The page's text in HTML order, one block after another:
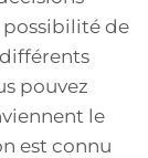
possibilité de
pouvez
le
est connu